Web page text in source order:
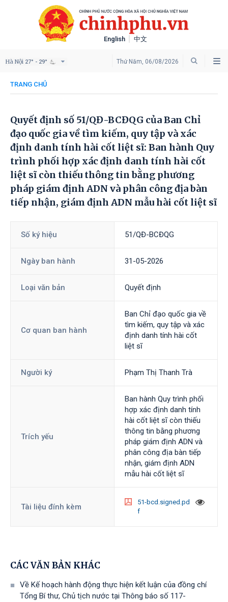
English 中文
Thứ Năm, 06/08/2026
Hà Nội 27° - 29°
TRANG CHỦ
Quyết định số 51/QĐ-BCĐQG của Ban Chỉ
đạo quốc gia về tìm kiếm, quy tập và xác
định danh tính hài cốt liệt sĩ: Ban hành Quy
trình phối hợp xác định danh tính hài cốt
liệt sĩ còn thiếu thông tin bằng phương
pháp giám định ADN và phân công địa bàn
tiếp nhận, giám định ADN mẫu hài cốt liệt sĩ
Số ký hiệu 51/QĐ-BCĐQG
Ngày ban hành 31-05-2026
Loại văn bản Quyết định
Cơ quan ban hành
Ban Chỉ đạo quốc gia về
tìm kiếm, quy tập và xác
định danh tính hài cốt
liệt sĩ
Người ký Phạm Thị Thanh Trà
Trích yếu
Ban hành Quy trình phối
hợp xác định danh tính
hài cốt liệt sĩ còn thiếu
thông tin bằng phương
pháp giám định ADN và
phân công địa bàn tiếp
nhận, giám định ADN
mẫu hài cốt liệt sĩ
Tài liệu đính kèm
51-bcd.signed.pd
f
CÁC VĂN BẢN KHÁC
Về Kế hoạch hành động thực hiện kết luận của đồng chí
Tổng Bí thư, Chủ tịch nước tại Thông báo số 117-